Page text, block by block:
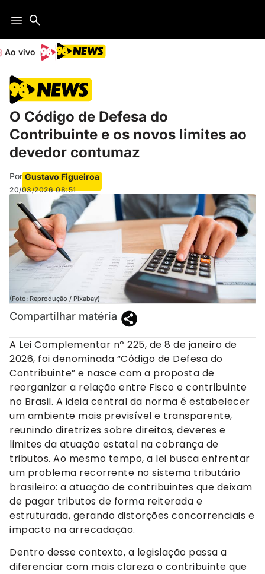
Ao vivo
O Código de Defesa do
Contribuinte e os novos limites ao
devedor contumaz
Por Gustavo Figueiroa
20/03/2026 08:51
(Foto: Reprodução / Pixabay)
Compartilhar matéria
A Lei Complementar nº 225, de 8 de janeiro de
2026, foi denominada “Código de Defesa do
Contribuinte” e nasce com a proposta de
reorganizar a relação entre Fisco e contribuinte
no Brasil. A ideia central da norma é estabelecer
um ambiente mais previsível e transparente,
reunindo diretrizes sobre direitos, deveres e
limites da atuação estatal na cobrança de
tributos. Ao mesmo tempo, a lei busca enfrentar
um problema recorrente no sistema tributário
brasileiro: a atuação de contribuintes que deixam
de pagar tributos de forma reiterada e
estruturada, gerando distorções concorrenciais e
impacto na arrecadação.
Dentro desse contexto, a legislação passa a
diferenciar com mais clareza o contribuinte que